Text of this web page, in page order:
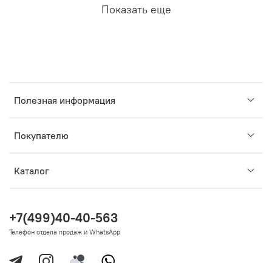
Показать еще
Полезная информация
Покупателю
Каталог
+7(499)40-40-563
Телефон отдела продаж и WhatsApp